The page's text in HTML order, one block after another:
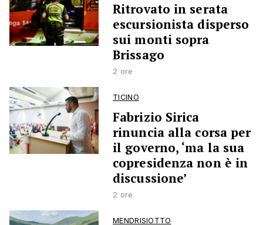
Ritrovato in serata
escursionista disperso
sui monti sopra
Brissago
2 ore
TICINO
Fabrizio Sirica
rinuncia alla corsa per
il governo, ‘ma la sua
copresidenza non è in
discussione’
2 ore
MENDRISIOTTO